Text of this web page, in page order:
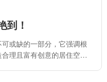
到！
或缺的一部分，它强调根
理且富有创意的居住空